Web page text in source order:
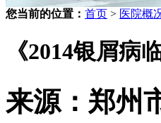
您当前的位置： 首页 > 医院概
《2014银屑
来源：郑州